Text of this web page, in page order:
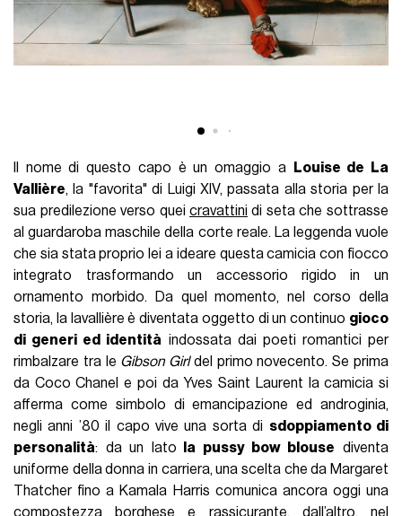
Il nome di questo capo è un omaggio a
Louise de La
Vallière, la "favorita" di Luigi XIV, passata alla storia per la
sua predilezione verso quei cravattini di seta che sottrasse
al guardaroba maschile della corte reale. La leggenda vuole
che sia stata proprio lei a ideare questa camicia con fiocco
integrato trasformando un accessorio rigido in un
ornamento morbido. Da quel momento, nel corso della
storia, la lavallière è diventata oggetto di un continuo gioco
di generi ed identità indossata dai poeti romantici per
rimbalzare tra le Gibson Girldel primo novecento. Se prima
da Coco Chanel e poi da Yves Saint Laurent la camicia si
afferma come simbolo di emancipazione ed androginia,
negli anni ’80 il capo vive una sorta di sdoppiamento di
personalità: da un lato la pussy bow blouse diventa
uniforme della donna in carriera, una scelta che da Margaret
Thatcher fino a Kamala Harris comunica ancora oggi una
compostezza borghese e rassicurante, dall’altro, nel